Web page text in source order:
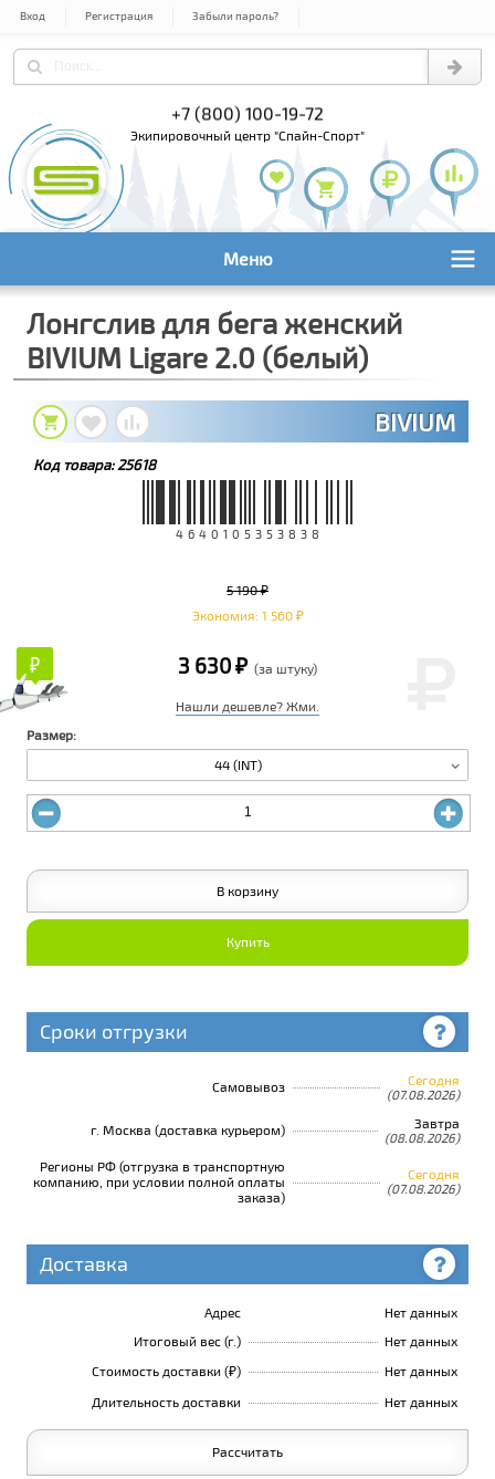
Вход Регистрация Забыли пароль?
+7 (800) 100-19-72
экипировочный центр "Спайн-Спорт"
Меню
Лонгслив для бега женский
BIVIUM Ligare 2.0 (белый)
BIVIUM
Код товара:25618
4640105353838
₽
₽
5 190 ₽
Экономия: 1 560 ₽
3 630 ₽ (за штуку)
Нашли дешевле? Жми.
Размер:
44 (INT)
В корзину
Купить
Сроки отгрузки
Самовывоз Сегодня
(07.08.2026)
г. Москва (доставка курьером) Завтра
(08.08.2026)
Регионы РФ (отгрузка в транспортную
компанию, при условии полной оплаты
заказа)
Сегодня
(07.08.2026)
Доставка
Адрес
Нет данных
Итоговый вес (г.)
Нет данных
Стоимость доставки (₽)
Нет данных
Длительность доставки
Нет данных
Рассчитать